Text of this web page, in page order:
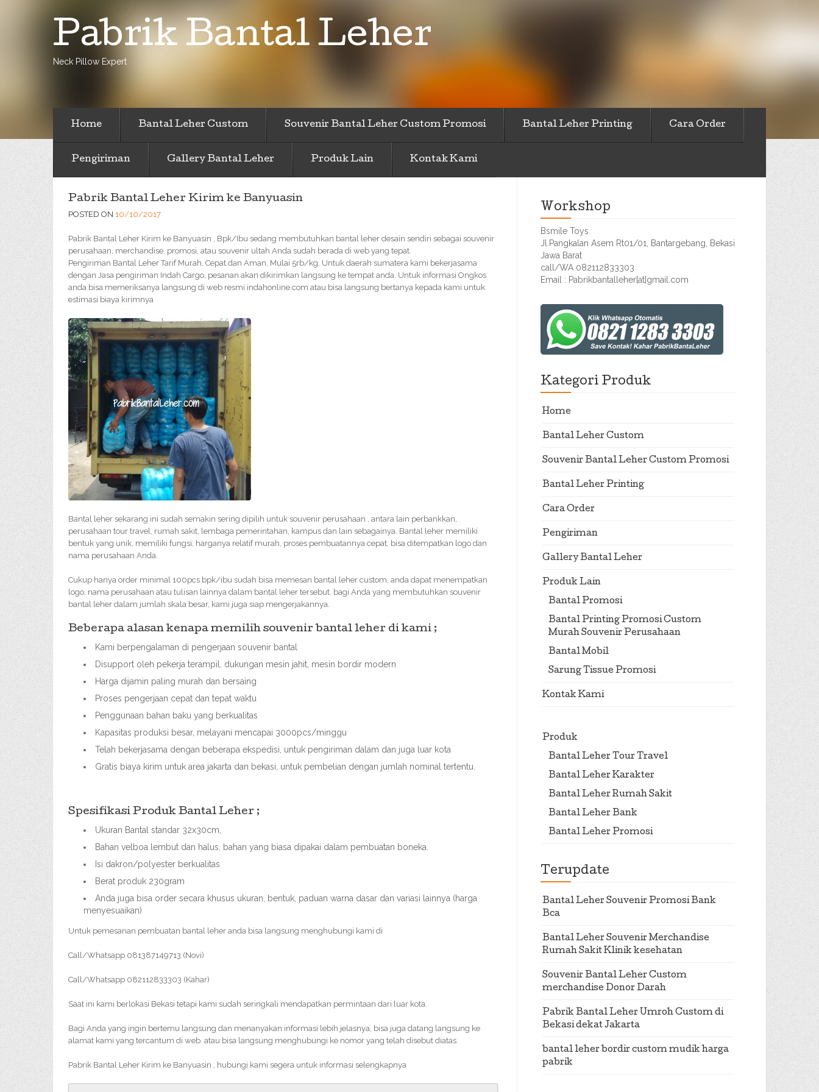
Pabrik Bantal Leher
Neck Pillow Expert
Home Bantal Leher Custom Souvenir Bantal Leher Custom Promosi Bantal Leher Printing Cara Order
Pengiriman Gallery Bantal Leher Produk Lain Kontak Kami
Pabrik Bantal Leher Kirim ke Banyuasin
POSTED ON 10/10/2017
Pabrik Bantal Leher Kirim ke Banyuasin , Bpk/Ibu sedang membutuhkan bantal leher desain sendiri sebagai souvenir
perusahaan, merchandise, promosi, atau souvenir ultah Anda sudah berada di web yang tepat.
Pengiriman Bantal Leher Tarif Murah, Cepat dan Aman, Mulai 5rb/kg. Untuk daerah sumatera kami bekerjasama
dengan Jasa pengiriman Indah Cargo, pesanan akan dikirimkan langsung ke tempat anda. Untuk informasi Ongkos
anda bisa memeriksanya langsung di web resmi indahonline.com atau bisa langsung bertanya kepada kami untuk
estimasi biaya kirimnya
Bantal leher sekarang ini sudah semakin sering dipilih untuk souvenir perusahaan , antara lain perbankkan,
perusahaan tour travel, rumah sakit, lembaga pemerintahan, kampus dan lain sebagainya. Bantal leher memiliki
bentuk yang unik, memiliki fungsi, harganya relatif murah, proses pembuatannya cepat, bisa ditempatkan logo dan
nama perusahaan Anda.
Cukup hanya order minimal 100pcs bpk/ibu sudah bisa memesan bantal leher custom, anda dapat menempatkan
logo, nama perusahaan atau tulisan lainnya dalam bantal leher tersebut. bagi Anda yang membutuhkan souvenir
bantal leher dalam jumlah skala besar, kami juga siap mengerjakannya.
Beberapa alasan kenapa memilih souvenir bantal leher di kami ;
Kami berpengalaman di pengerjaan souvenir bantal
Disupport oleh pekerja terampil, dukungan mesin jahit, mesin bordir modern
Harga dijamin paling murah dan bersaing
Proses pengerjaan cepat dan tepat waktu
Penggunaan bahan baku yang berkualitas
Kapasitas produksi besar, melayani mencapai 3000pcs/minggu
Telah bekerjasama dengan beberapa ekspedisi, untuk pengiriman dalam dan juga luar kota
Gratis biaya kirim untuk area jakarta dan bekasi, untuk pembelian dengan jumlah nominal tertentu.
Spesifikasi Produk Bantal Leher ;
Ukuran Bantal standar 32x30cm,
Bahan velboa lembut dan halus. bahan yang biasa dipakai dalam pembuatan boneka.
Isi dakron/polyester berkualitas
Berat produk 230gram
Anda juga bisa order secara khusus ukuran, bentuk, paduan warna dasar dan variasi lainnya (harga
menyesuaikan)
Untuk pemesanan pembuatan bantal leher anda bisa langsung menghubungi kami di
Call/Whatsapp 081387149713 (Novi)
Call/Whatsapp 082112833303 (Kahar)
Saat ini kami berlokasi Bekasi tetapi kami sudah seringkali mendapatkan permintaan dari luar kota.
Bagi Anda yang ingin bertemu langsung dan menanyakan informasi lebih jelasnya, bisa juga datang langsung ke
alamat kami yang tercantum di web. atau bisa langsung menghubungi ke nomor yang telah disebut diatas.
Pabrik Bantal Leher Kirim ke Banyuasin , hubungi kami segera untuk informasi selengkapnya
Workshop
Bsmile Toys
Jl.Pangkalan Asem Rt01/01, Bantargebang, Bekasi
Jawa Barat
call/WA 082112833303
Email : Pabrikbantalleher[at]gmail.com
Kategori Produk
Home
Bantal Leher Custom
Souvenir Bantal Leher Custom Promosi
Bantal Leher Printing
Cara Order
Pengiriman
Gallery Bantal Leher
Produk Lain
Bantal Promosi
Bantal Printing Promosi Custom
Murah Souvenir Perusahaan
Bantal Mobil
Sarung Tissue Promosi
Kontak Kami
Produk
Bantal Leher Tour Travel
Bantal Leher Karakter
Bantal Leher Rumah Sakit
Bantal Leher Bank
Bantal Leher Promosi
Terupdate
Bantal Leher Souvenir Promosi Bank
Bca
Bantal Leher Souvenir Merchandise
Rumah Sakit Klinik kesehatan
Souvenir Bantal Leher Custom
merchandise Donor Darah
Pabrik Bantal Leher Umroh Custom di
Bekasi dekat Jakarta
bantal leher bordir custom mudik harga
pabrik